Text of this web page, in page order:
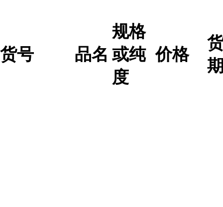
货号 品名
规格
或纯
度
价格